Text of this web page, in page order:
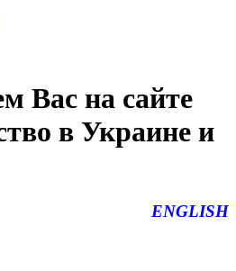
Вас на сайте
в Украине и
ENGLISH